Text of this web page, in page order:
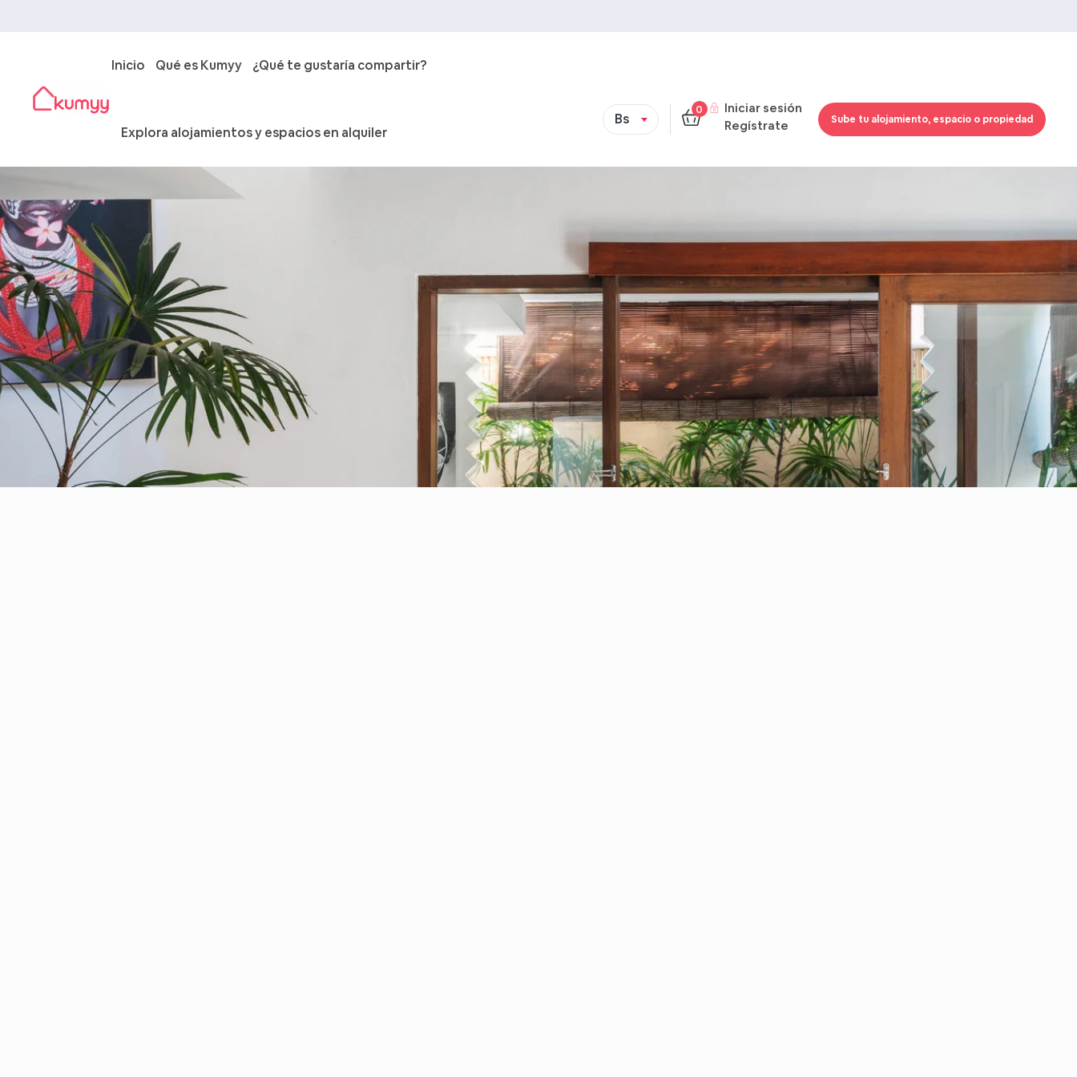
Bs
0
Iniciar sesión
Regístrate
Sube tu alojamiento, espacio o propiedad
Inicio Qué es Kumyy ¿Qué te gustaría compartir?
Explora alojamientos y espacios en alquiler